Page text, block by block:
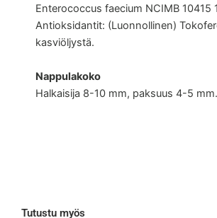
Enterococcus faecium NCIMB 10415
Antioksidantit: (Luonnollinen)
kasviöljystä.
Nappulakoko
Halkaisija 8-10 mm, paksuus 4-5 mm.
Tutustu myös